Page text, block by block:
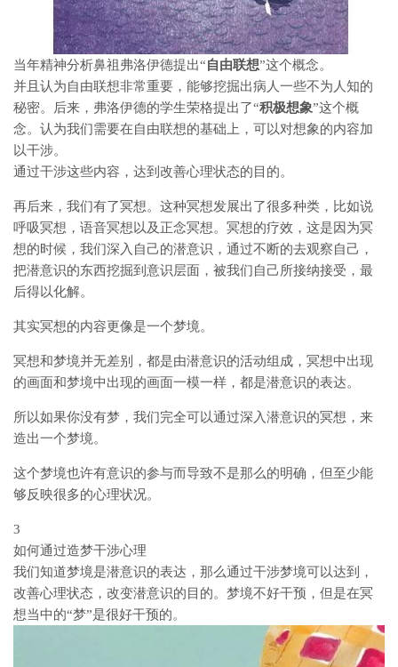
当年精神分析鼻祖弗洛伊德提出“自由联想”这个概念。
并且认为自由联想非常重要，能够挖掘出病人一些不为人知的
秘密。后来，弗洛伊德的学生荣格提出了“积极想象”这个概
念。认为我们需要在自由联想的基础上，可以对想象的内容加
以干涉。
通过干涉这些内容，达到改善心理状态的目的。
再后来，我们有了冥想。这种冥想发展出了很多种类，比如说
呼吸冥想，语音冥想以及正念冥想。冥想的疗效，这是因为冥
想的时候，我们深入自己的潜意识，通过不断的去观察自己，
把潜意识的东西挖掘到意识层面，被我们自己所接纳接受，最
后得以化解。
其实冥想的内容更像是一个梦境。
冥想和梦境并无差别，都是由潜意识的活动组成，冥想中出现
的画面和梦境中出现的画面一模一样，都是潜意识的表达。
所以如果你没有梦，我们完全可以通过深入潜意识的冥想，来
造出一个梦境。
这个梦境也许有意识的参与而导致不是那么的明确，但至少能
够反映很多的心理状况。
3
如何通过造梦干涉心理
我们知道梦境是潜意识的表达，那么通过干涉梦境可以达到，
改善心理状态，改变潜意识的目的。梦境不好干预，但是在冥
想当中的“梦”是很好干预的。